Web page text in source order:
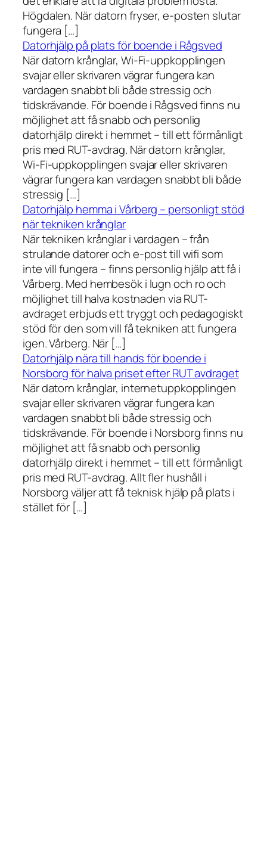
Högdalen. När datorn fryser, e-posten slutar
fungera […]
Datorhjälp på plats för boende i Rågsved
När datorn krånglar, Wi-Fi-uppkopplingen
svajar eller skrivaren vägrar fungera kan
vardagen snabbt bli både stressig och
tidskrävande. För boende i Rågsved finns nu
möjlighet att få snabb och personlig
datorhjälp direkt i hemmet – till ett förmånligt
pris med RUT-avdrag. När datorn krånglar,
Wi-Fi-uppkopplingen svajar eller skrivaren
vägrar fungera kan vardagen snabbt bli både
stressig […]
Datorhjälp hemma i Vårberg – personligt stöd
när tekniken krånglar
När tekniken krånglar i vardagen – från
strulande datorer och e-post till wifi som
inte vill fungera – finns personlig hjälp att få i
Vårberg. Med hembesök i lugn och ro och
möjlighet till halva kostnaden via RUT-
avdraget erbjuds ett tryggt och pedagogiskt
stöd för den som vill få tekniken att fungera
igen. Vårberg. När […]
Datorhjälp nära till hands för boende i
Norsborg för halva priset efter RUT avdraget
När datorn krånglar, internetuppkopplingen
svajar eller skrivaren vägrar fungera kan
vardagen snabbt bli både stressig och
tidskrävande. För boende i Norsborg finns nu
möjlighet att få snabb och personlig
datorhjälp direkt i hemmet – till ett förmånligt
pris med RUT-avdrag. Allt fler hushåll i
Norsborg väljer att få teknisk hjälp på plats i
stället för […]